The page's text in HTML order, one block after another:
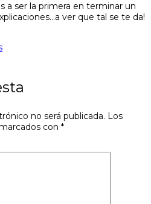
a ser la primera en terminar un
ver que tal se te da!
no será publicada. Los
con *